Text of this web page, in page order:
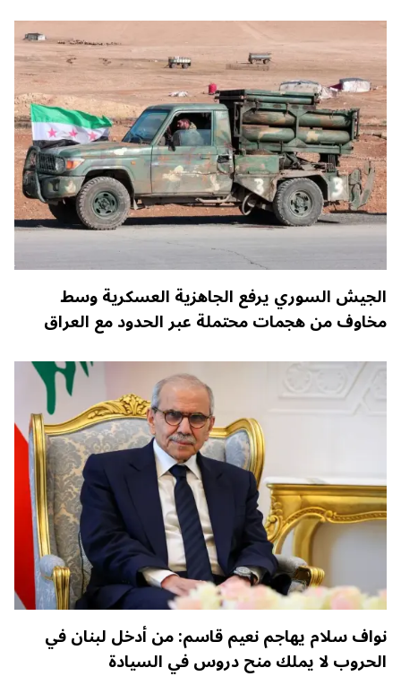
الجيش السوري يرفع الجاهزية العسكرية وسط
مخاوف من هجمات محتملة عبر الحدود مع العراق
نواف سلام يهاجم نعيم قاسم: من أدخل لبنان في
الحروب لا يملك منح دروس في السيادة